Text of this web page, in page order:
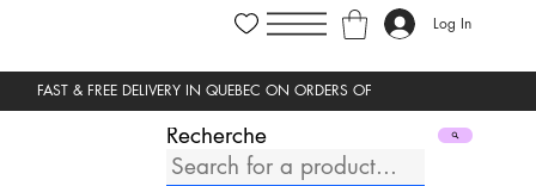
Log In
Recherche